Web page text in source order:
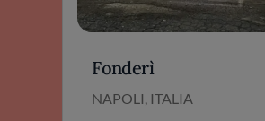
Fonderì
NAPOLI, ITALIA